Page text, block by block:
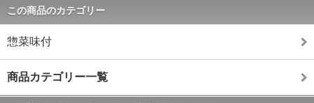
この商品のカテゴリー
惣菜味付
商品カテゴリー一覧